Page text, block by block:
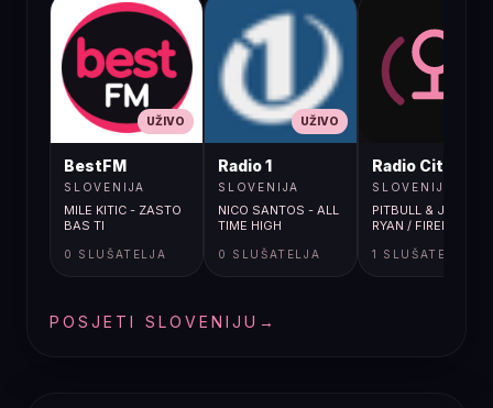
UŽIVO
BestFM
SLOVENIJA
MILE KITIC - ZASTO
BAS TI
0 SLUŠATELJA
UŽIVO
Radio 1
SLOVENIJA
NICO SANTOS - ALL
TIME HIGH
0 SLUŠATELJA
Radio City
SLOVENIJA
PITBULL & JOHN
RYAN / FIREBALL
1 SLUŠATELJA
POSJETI SLOVENIJU →